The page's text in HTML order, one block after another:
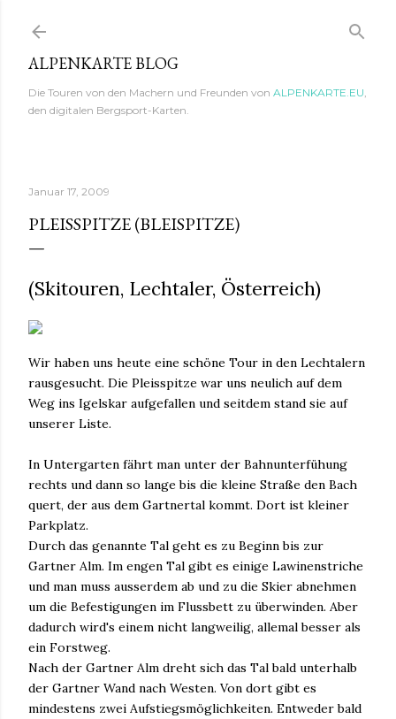
Direkt zum Hauptbereich
ALPENKARTE BLOG
Die Touren von den Machern und Freunden von ALPENKARTE.EU,
den digitalen Bergsport-Karten.
Januar 17, 2009
PLEISSPITZE (BLEISPITZE)
(Skitouren, Lechtaler, Österreich)
Wir haben uns heute eine schöne Tour in den Lechtalern
rausgesucht. Die Pleisspitze war uns neulich auf dem
Weg ins Igelskar aufgefallen und seitdem stand sie auf
unserer Liste.
In Untergarten fährt man unter der Bahnunterfühung
rechts und dann so lange bis die kleine Straße den Bach
quert, der aus dem Gartnertal kommt. Dort ist kleiner
Parkplatz.
Durch das genannte Tal geht es zu Beginn bis zur
Gartner Alm. Im engen Tal gibt es einige Lawinenstriche
und man muss ausserdem ab und zu die Skier abnehmen
um die Befestigungen im Flussbett zu überwinden. Aber
dadurch wird's einem nicht langweilig, allemal besser als
ein Forstweg.
Nach der Gartner Alm dreht sich das Tal bald unterhalb
der Gartner Wand nach Westen. Von dort gibt es
mindestens zwei Aufstiegsmöglichkeiten. Entweder bald